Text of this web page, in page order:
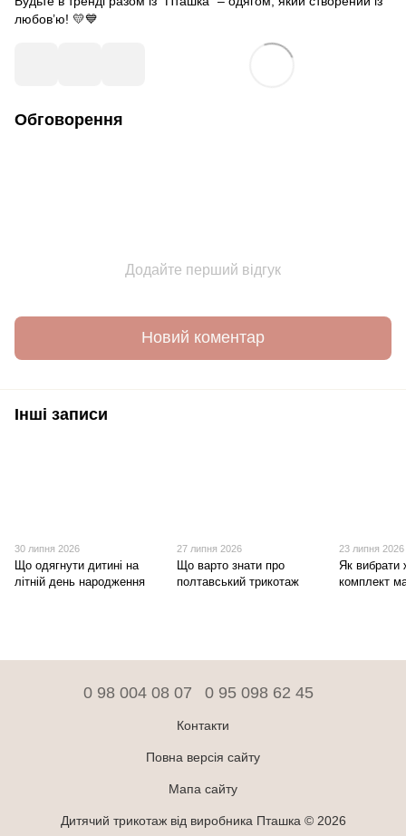
любов’ю! 💛💙
Обговорення
Додайте перший відгук
Новий коментар
Інші записи
30 липня 2026
Що одягнути дитині на
літній день народження
27 липня 2026
Що варто знати про
полтавський трикотаж
23 липня 2026
Як вибрати
комплект
0 98 004 08 07 0 95 098 62 45
Контакти
Повна версія сайту
Мапа сайту
Дитячий трикотаж від виробника Пташка © 2026